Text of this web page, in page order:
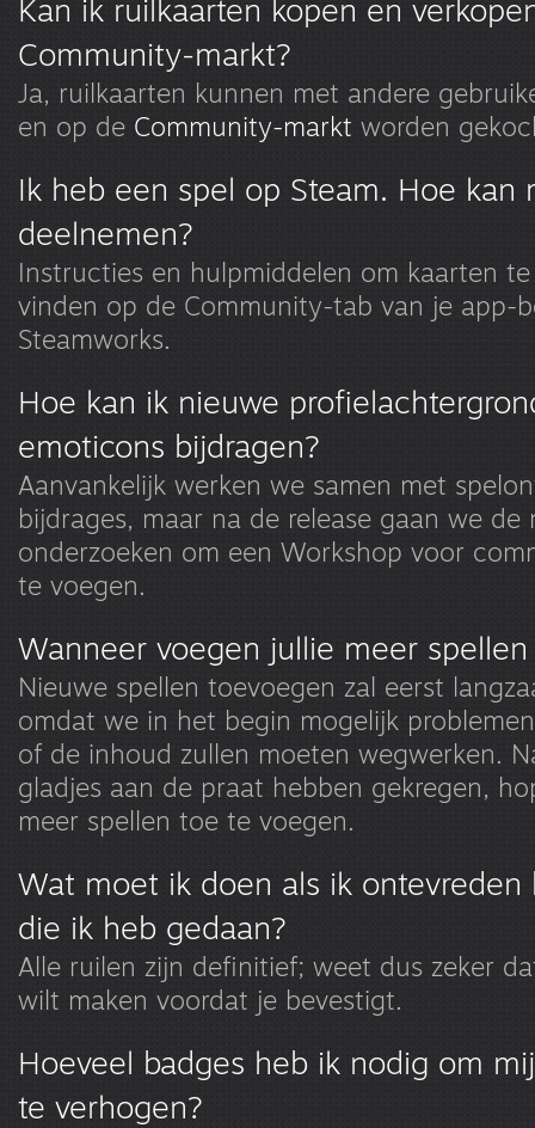
Kan ik ruilkaarten kopen en
Community-markt?
Ja, ruilkaarten kunnen met andere
en op de Community-markt worden
Ik heb een spel op Steam. Hoe kan
deelnemen?
Instructies en hulpmiddelen om kaarten
vinden op de Community-tab van je app-
Steamworks.
Hoe kan ik nieuwe
emoticons bijdragen?
Aanvankelijk werken we samen met
bijdrages, maar na de release gaan we de
onderzoeken om een Workshop voor
te voegen.
Wanneer voegen jullie meer
Nieuwe spellen toevoegen zal eerst
omdat we in het begin mogelijk
of de inhoud zullen moeten wegwerken.
gladjes aan de praat hebben gekregen,
meer spellen toe te voegen.
Wat moet ik doen als ik ontevreden
die ik heb gedaan?
Alle ruilen zijn definitief; weet dus zeker
wilt maken voordat je bevestigt.
Hoeveel badges heb ik nodig om
te verhogen?